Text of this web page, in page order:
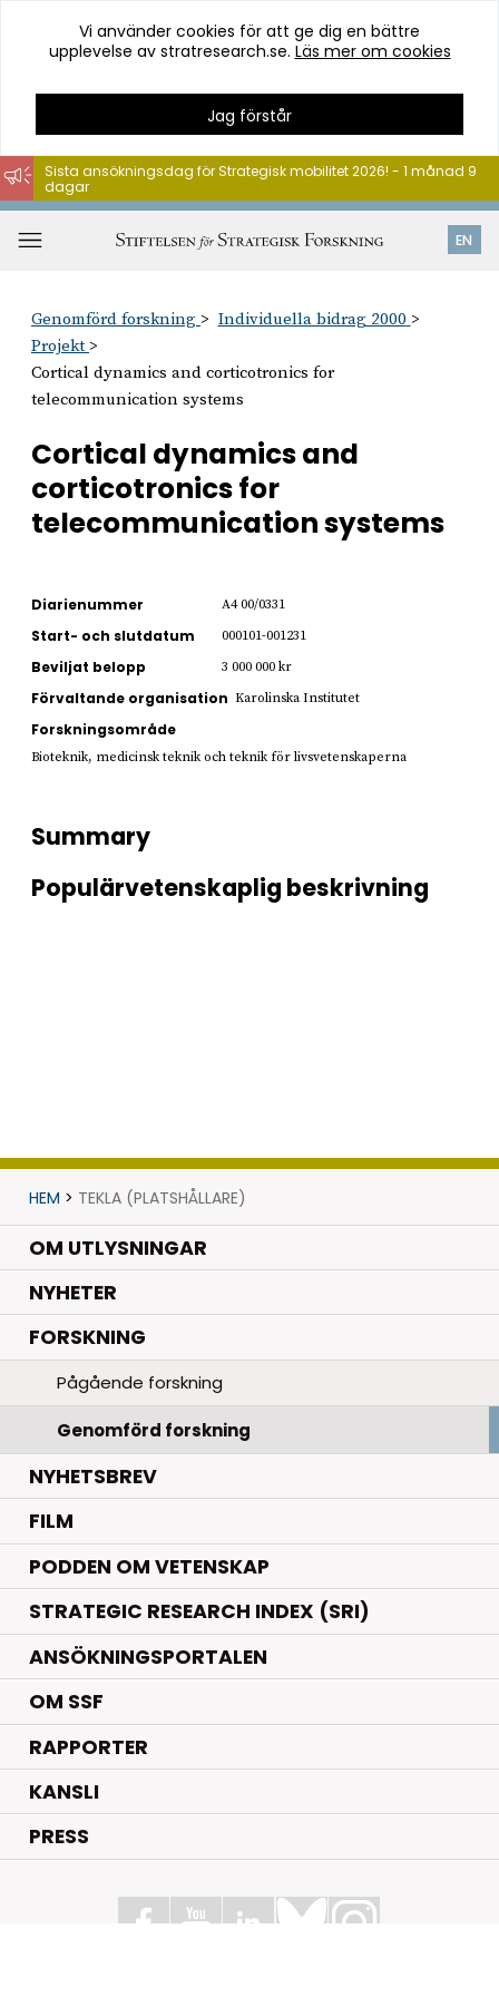
Hoppa
till
innehåll
Vi använder cookies för att ge dig en bättre
upplevelse av stratresearch.se. Läs mer om cookies
Jag förstår
EN
Sista ansökningsdag för Strategisk mobilitet 2026! - 1 månad 9
dagar
Genomförd forskning
Individuella bidrag 2000
Projekt
Cortical dynamics and corticotronics for
telecommunication systems
Cortical dynamics and
corticotronics for
telecommunication systems
Diarienummer A4 00/0331
Start- och slutdatum 000101-001231
Beviljat belopp 3 000 000 kr
Förvaltande organisation Karolinska Institutet
Forskningsområde
Bioteknik, medicinsk teknik och teknik för livsvetenskaperna
Summary
Populärvetenskaplig beskrivning
HEM > TEKLA (PLATSHÅLLARE)
OM UTLYSNINGAR
NYHETER.
FORSKNING.
Pågående forskning
Genomförd forskning
NYHETSBREV
FILM
PODDEN OM VETENSKAP
STRATEGIC RESEARCH INDEX (SRI)
ANSÖKNINGSPORTALEN
OM SSF
RAPPORTER
KANSLI
PRESS